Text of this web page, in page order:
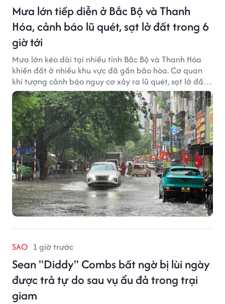
Mưa lớn tiếp diễn ở Bắc Bộ và Thanh
Hóa, cảnh báo lũ quét, sạt lở đất trong 6
giờ tới
Mưa lớn kéo dài tại nhiều tỉnh Bắc Bộ và Thanh Hóa
khiến đất ở nhiều khu vực đã gần bão hòa. Cơ quan
khí tượng cảnh báo nguy cơ xảy ra lũ quét, sạt lở đất
trong những giờ tới.
SAO 1 giờ trước
Sean "Diddy" Combs bất ngờ bị lùi ngày
được trả tự do sau vụ ẩu đả trong trại
giam